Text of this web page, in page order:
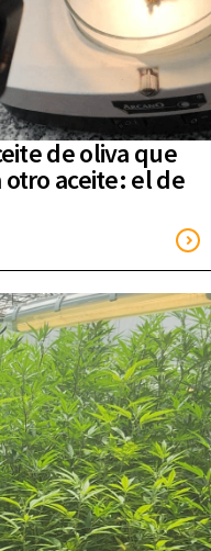
de oliva que
aceite: el de